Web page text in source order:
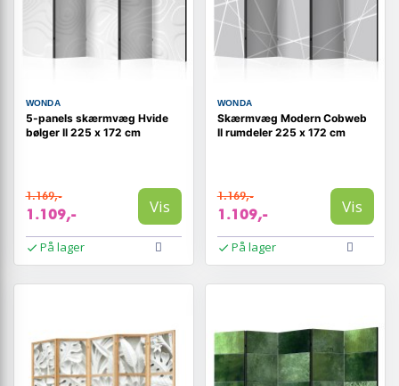
WONDA
5-panels skærmvæg Hvide
bølger II 225 x 172 cm
1.169,-
1.109,- Vis
På lager
WONDA
Skærmvæg Modern Cobweb
II rumdeler 225 x 172 cm
1.169,-
1.109,- Vis
På lager